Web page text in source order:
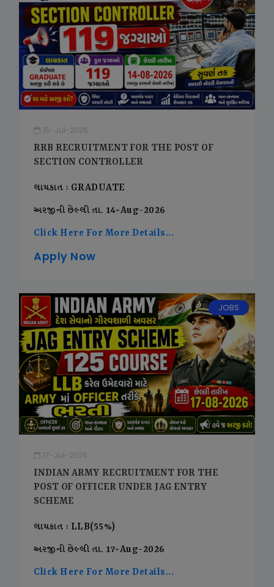
15-Jul-2026
RRB RECRUITMENT FOR THE POST OF
SECTION CONTROLLER
લાયકાત : GRADUATE
અરજીની છેલ્લી તા. 14-Aug-2026
Click Here For More Details...
Apply Now
JOBS
17-Jul-2026
INDIAN ARMY RECRUITMENT FOR THE
POST OF OFFICER UNDER JAG ENTRY
SCHEME
લાયકાત : LLB(55%)
અરજીની છેલ્લી તા. 17-Aug-2026
Click Here For More Details...